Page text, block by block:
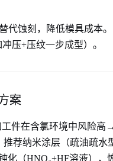
代蚀刻，降低模具成本。
压+压纹一步成型）。
案
工件在含氯环境中风险高
荐纳米涂层（疏油疏水
化（HNO₃+HF溶液），